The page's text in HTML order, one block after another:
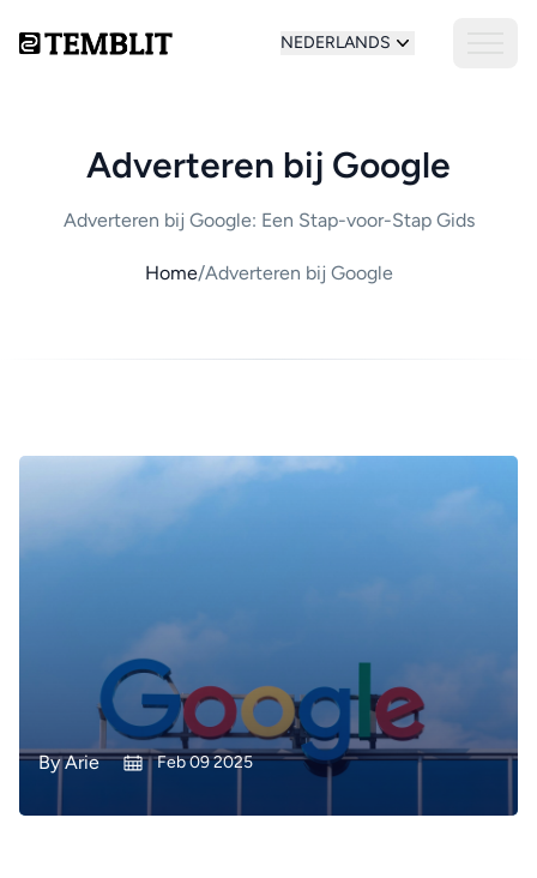
NEDERLANDS
Adverteren bij Google
Adverteren bij Google: Een Stap-voor-Stap Gids
Home/Adverteren bij Google
ByArie Feb 09 2025